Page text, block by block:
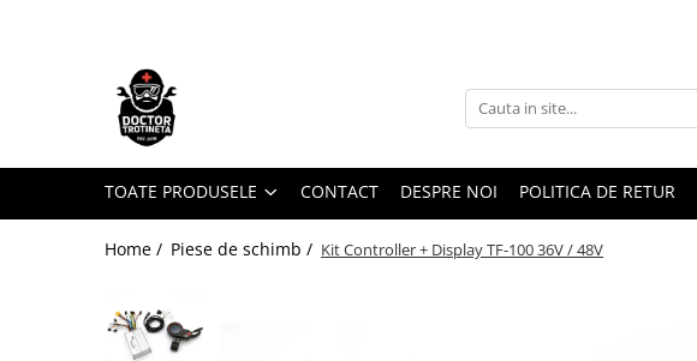
Toate Produsele
Piese de schimb
https://www.doctortrotineta.ro/electrica
Acceleratie
TOATE PRODUSELE CONTACT DESPRE NOI POLITICA DE RETUR
Home / Piese de schimb / Kit Controller + Display TF-100 36V / 48V